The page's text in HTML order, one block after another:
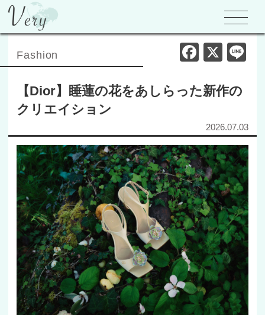
Fashion
【Dior】睡蓮の花をあしらった新作の
クリエイション
2026.07.03
F
c
b
o
o
k
X